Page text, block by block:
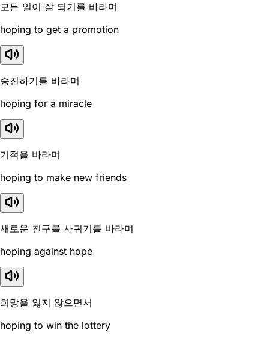
모든 일이 잘 되기를 바라며
hoping to get a promotion
승진하기를 바라며
hoping for a miracle
기적을 바라며
hoping to make new friends
새로운 친구를 사귀기를 바라며
hoping against hope
희망을 잃지 않으면서
hoping to win the lottery